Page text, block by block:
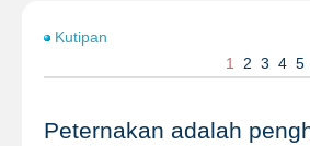
Kutipan
1
2 3 4 5
Peternakan adalah